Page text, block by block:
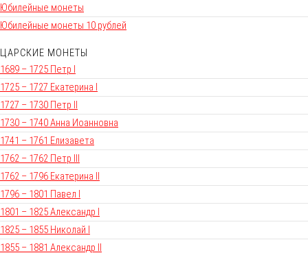
Юбилейные монеты
Юбилейные монеты 10 рублей
ЦАРСКИЕ МОНЕТЫ
1689 – 1725 Петр I
1725 – 1727 Екатерина I
1727 – 1730 Петр II
1730 – 1740 Анна Иоанновна
1741 – 1761 Елизавета
1762 – 1762 Петр III
1762 – 1796 Екатерина II
1796 – 1801 Павел I
1801 – 1825 Александр I
1825 – 1855 Николай I
1855 – 1881 Александр II